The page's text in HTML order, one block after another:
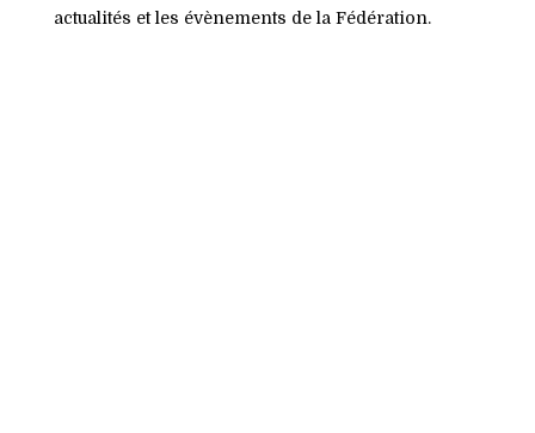
actualités et les évènements de la Fédération.